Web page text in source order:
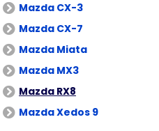
Mazda CX-3
Mazda CX-7
Mazda Miata
Mazda MX3
Mazda RX8
Mazda Xedos 9